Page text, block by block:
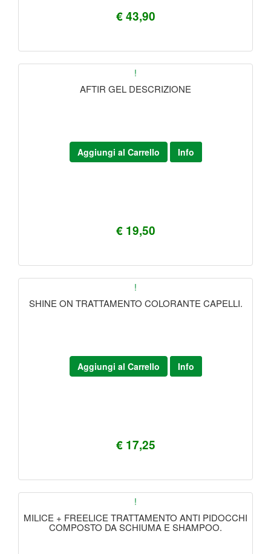
€ 43,90
!
AFTIR GEL DESCRIZIONE
€ 19,50
Aggiungi al Carrello Info
!
SHINE ON TRATTAMENTO COLORANTE CAPELLI.
€ 17,25
Aggiungi al Carrello Info
!
MILICE + FREELICE TRATTAMENTO ANTI PIDOCCHI
COMPOSTO DA SCHIUMA E SHAMPOO.